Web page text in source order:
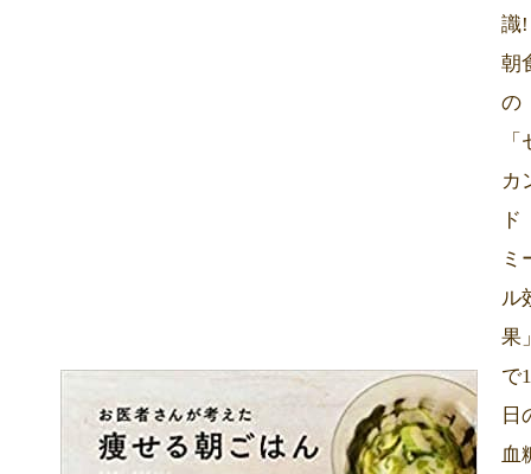
識!
朝
の
「
カ
ド
ミ
ル
果
で1
日
血